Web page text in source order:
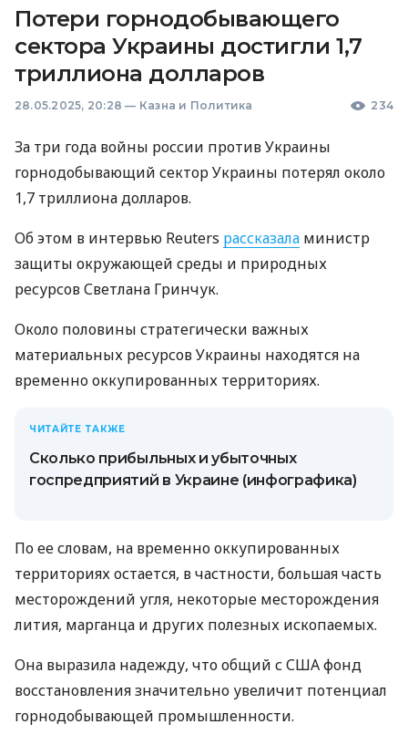
Потери горнодобывающего
сектора Украины достигли 1,7
триллиона долларов
28.05.2025, 20:28 — Казна и Политика 234
За три года войны россии против Украины
горнодобывающий сектор Украины потерял около
1,7 триллиона долларов.
Об этом в интервью Reuters рассказала министр
защиты окружающей среды и природных
ресурсов Светлана Гринчук.
Около половины стратегически важных
материальных ресурсов Украины находятся на
временно оккупированных территориях.
ЧИТАЙТЕ ТАКЖЕ
Сколько прибыльных и убыточных
госпредприятий в Украине (инфографика)
По ее словам, на временно оккупированных
территориях остается, в частности, большая часть
месторождений угля, некоторые месторождения
лития, марганца и других полезных ископаемых.
Она выразила надежду, что общий с США фонд
восстановления значительно увеличит потенциал
горнодобывающей промышленности.